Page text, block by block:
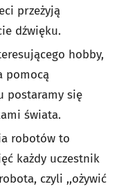
przeżyją
dźwięku.
hobby,
pomocą
postaramy się
świata.
robotów to
każdy uczestnik
czyli ,,ożywić